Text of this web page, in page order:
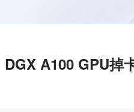
DGX A100 GPU掉